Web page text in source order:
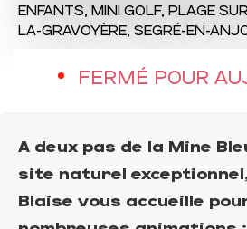
ENFANTS, MINI GOLF, PLAGE
LA-GRAVOYÈRE, SEGRÉ-EN-
FERMÉ POUR
A deux pas de la Mine
site naturel
Blaise vous accueille